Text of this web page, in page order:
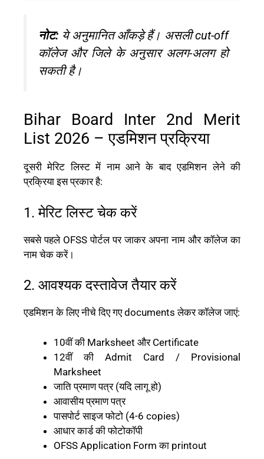
नोट: ये अनुमानित आँकड़े हैं। असली cut-off
कॉलेज और जिले के अनुसार अलग-अलग हो
सकती है।
Bihar Board Inter 2nd Merit
List 2026 – एडमिशन प्रक्रिया
दूसरी मेरिट लिस्ट में नाम आने के बाद एडमिशन लेने की
प्रक्रिया इस प्रकार है:
1. मेरिट लिस्ट चेक करें
सबसे पहले OFSS पोर्टल पर जाकर अपना नाम और कॉलेज का
नाम चेक करें।
2. आवश्यक दस्तावेज तैयार करें
एडमिशन के लिए नीचे दिए गए documents लेकर कॉलेज जाएं:
10वीं की Marksheet और Certificate
12वीं की Admit Card / Provisional
Marksheet
जाति प्रमाण पत्र (यदि लागू हो)
आवासीय प्रमाण पत्र
पासपोर्ट साइज फोटो (4-6 copies)
आधार कार्ड की फोटोकॉपी
OFSS Application Form का printout